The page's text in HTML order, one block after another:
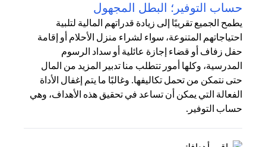
حساب التوفير؛ البطل المجهول
يطمح الجميع تقريبًا إلى زيادة قدراتهم المالية لتلبية
احتياجاتهم المتنوعة، سواء لشراء منزل الأحلام أو إقامة
حفل زفاف أو قضاء إجازة عائلية أو سداد الرسوم
المدرسية، وكلها أمور تتطلب منا تدبير المزيد من المال
حتى نتمكن من تحمل تكاليفها. وغالبًا ما يتم إغفال الأداة
الفعالة التي يمكن أن تساعد في تحقيق هذه الأهداف، وهي
حساب التوفير.